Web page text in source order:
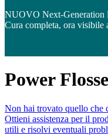
NUOVO Next-Generation
Cura completa, ora visibile
Power
Non hai trovato quello che
Ottieni assistenza per il
utili e risolvi eventuali